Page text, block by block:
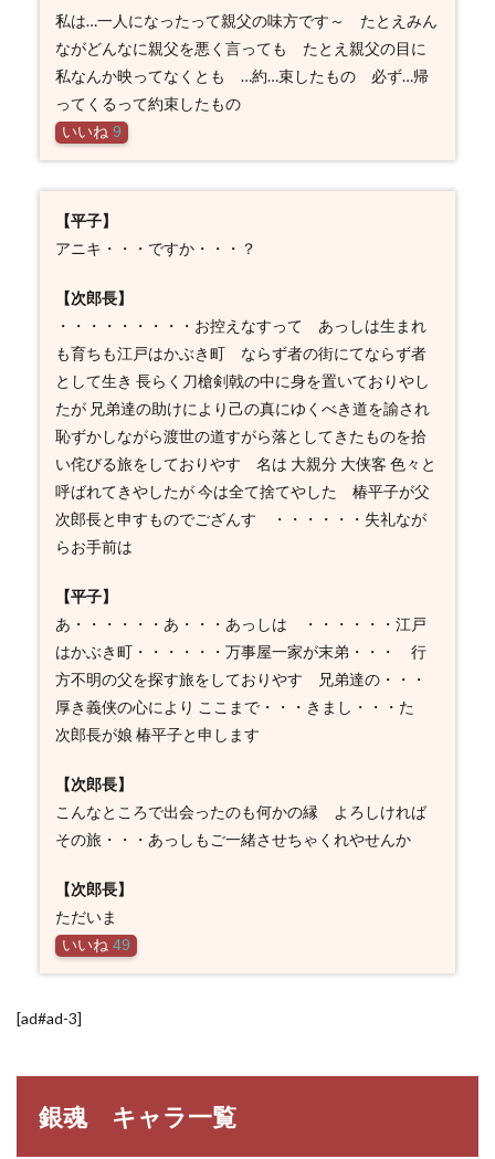
私は…一人になったって親父の味方です～ たとえみん
ながどんなに親父を悪く言っても たとえ親父の目に
私なんか映ってなくとも …約…束したもの 必ず…帰
ってくるって約束したもの
いいね 9
【平子】
アニキ・・・ですか・・・？
【次郎長】
・・・・・・・・・お控えなすって あっしは生まれ
も育ちも江戸はかぶき町 ならず者の街にてならず者
として生き 長らく刀槍剣戟の中に身を置いておりやし
たが 兄弟達の助けにより己の真にゆくべき道を諭され
恥ずかしながら渡世の道すがら落としてきたものを拾
い侘びる旅をしておりやす 名は 大親分 大侠客 色々と
呼ばれてきやしたが 今は全て捨てやした 椿平子が父
次郎長と申すものでござんす ・・・・・・失礼なが
らお手前は
【平子】
あ・・・・・・あ・・・あっしは ・・・・・・江戸
はかぶき町・・・・・・万事屋一家が末弟・・・ 行
方不明の父を探す旅をしておりやす 兄弟達の・・・
厚き義侠の心により ここまで・・・きまし・・・た
次郎長が娘 椿平子と申します
【次郎長】
こんなところで出会ったのも何かの縁 よろしければ
その旅・・・あっしもご一緒させちゃくれやせんか
【次郎長】
ただいま
いいね 49
[ad#ad-3]
銀魂 キャラ一覧